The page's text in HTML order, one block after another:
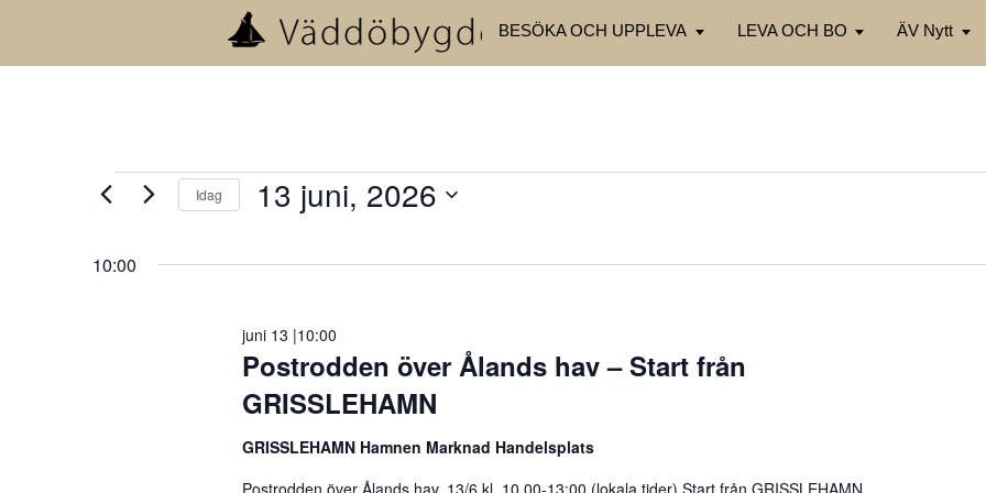
BESÖKA OCH UPPLEVA LEVA OCH BO ÄV Nytt
Evenemang
Idag 13 juni, 2026
10:00
Postrodden över Ålands hav – Start från
GRISSLEHAMN
juni 13 |10:00
GRISSLEHAMN Hamnen Marknad Handelsplats
Postrodden över Ålands hav, 13/6 kl. 10.00-13:00 (lokala tider) Start från GRISSLEHAMN